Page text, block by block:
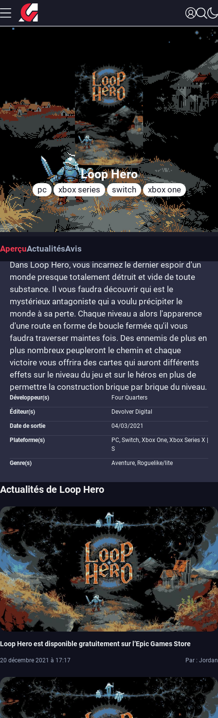
Loop Hero
pc xbox series switch xbox one
AperçuActualitésAvis
Dans Loop Hero, vous incarnez le dernier espoir d'un
monde presque totalement détruit et vide de toute
substance. Il vous faudra découvrir qui est le
mystérieux antagoniste qui a voulu précipiter le
monde à sa perte. Chaque niveau a alors l'apparence
d'une route en forme de boucle fermée qu'il vous
faudra traverser maintes fois. Des ennemis de plus en
plus nombreux peupleront le chemin et chaque
victoire vous offrira des cartes qui auront différents
effets sur le niveau du jeu et sur le héros en plus de
permettre la construction brique par brique du niveau.
Développeur(s) Four Quarters
Éditeur(s) Devolver Digital
Date de sortie 04/03/2021
Plateforme(s)
PC, Switch, Xbox One, Xbox Series X |
S
Genre(s) Aventure, Roguelike/lite
Actualités de Loop Hero
Loop Hero est disponible gratuitement sur l’Epic Games Store
20 décembre 2021 à 17:17 Par : Jordan